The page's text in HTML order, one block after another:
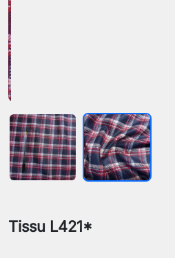
Tissu L421*